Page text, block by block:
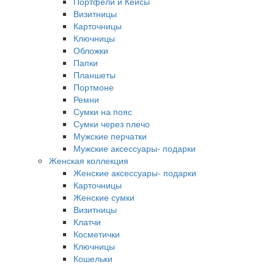
Визитницы
Карточницы
Ключницы
Обложки
Папки
Планшеты
Портмоне
Ремни
Сумки на пояс
Сумки через плечо
Мужские перчатки
Мужские аксессуары- подарки
Женская коллекция
Женские аксессуары- подарки
Карточницы
Женские сумки
Визитницы
Клатчи
Косметички
Ключницы
Кошельки